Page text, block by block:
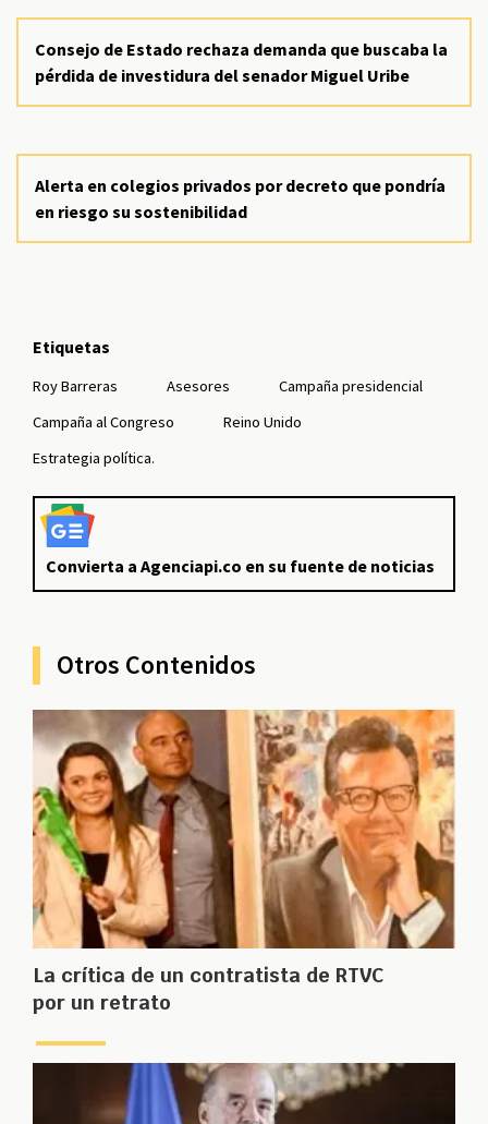
Consejo de Estado rechaza demanda que buscaba la
pérdida de investidura del senador Miguel Uribe
Alerta en colegios privados por decreto que pondría
en riesgo su sostenibilidad
Etiquetas
Roy Barreras Asesores
Campaña presidencial
Campaña al Congreso
Reino Unido
Estrategia política.
Convierta a Agenciapi.co en su fuente de noticias
Otros Contenidos
La crítica de un contratista de RTVC
por un retrato